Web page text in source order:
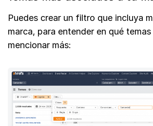
Puedes crear un filtro que incluya
marca, para entender en qué
mencionar más: